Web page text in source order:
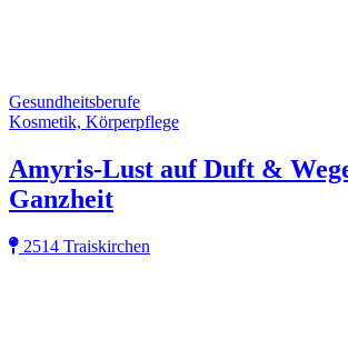
Gesundheitsberufe
Kosmetik, Körperpflege
Amyris-Lust auf Duft &
Ganzheit
2514 Traiskirchen